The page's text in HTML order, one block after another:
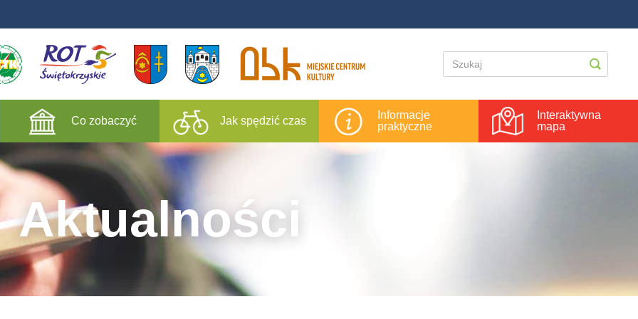
Co zobaczyć Jak spędzić czas
Informacje
praktyczne
Interaktywna
mapa
Aktualności